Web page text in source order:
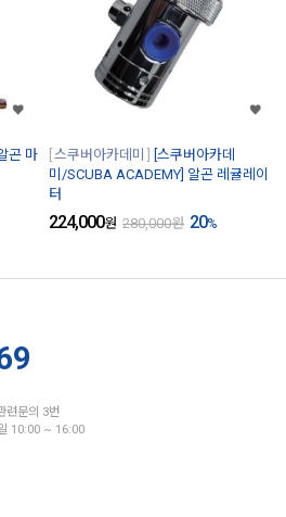
곤 마
스쿠버아카데미
[스쿠버아카데
미/SCUBA ACADEMY] 알곤 레귤레이
터
224,000원 280,000원 20%
련문의 3번
10:00 ~ 16:00